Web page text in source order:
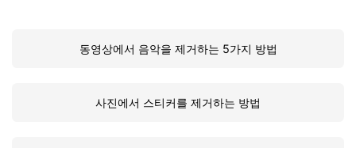
동영상에서 음악을 제거하는 5가지 방법
사진에서 스티커를 제거하는 방법